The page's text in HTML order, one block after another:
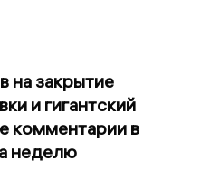
на закрытие
и гигантский
комментарии в
неделю